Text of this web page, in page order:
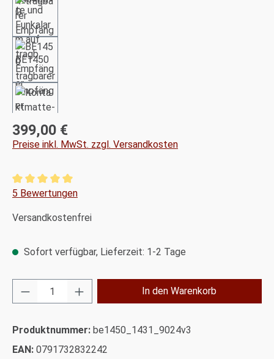
Regulärer Preis:
399,00 €
Preise inkl. MwSt. zzgl. Versandkosten
Durchschnittliche Bewertung von 5 von 5 Sternen
5 Bewertungen
Versandkostenfrei
Sofort verfügbar, Lieferzeit: 1-2 Tage
Produkt Anzahl: Gib den gewünschten
In den Warenkorb
Produktnummer: be1450_1431_9024v3
EAN: 0791732832242